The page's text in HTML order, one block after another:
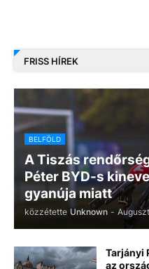
FRISS HÍREK
BELFÖLD
A Tiszás
Péter BYD-s
gyanúja miatt
közzétette Unknown -
Tarjányi
az